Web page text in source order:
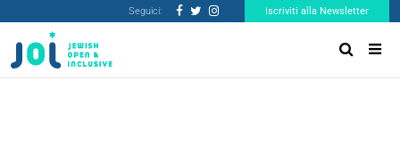
Seguici: Iscriviti alla Newsletter